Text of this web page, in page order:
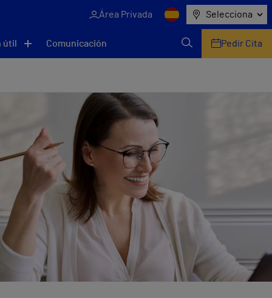
Área Privada Selecciona
útil Comunicación Pedir Cita